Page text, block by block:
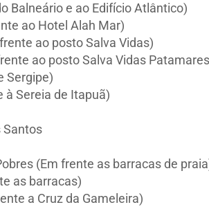
Balneário e ao Edifício Atlântico)
ao Hotel Alah Mar)
ao posto Salva Vidas)
ao posto Salva Vidas
Sergipe)
à Sereia de Itapuã)
Santos
(Em frente as barracas de
as barracas)
a Cruz da Gameleira)